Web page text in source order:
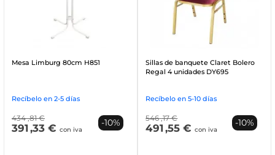
Mesa Limburg 80cm H851
Recíbelo en 2-5 días
434 ,81 €
391,33 € con iva
-10%
Sillas de banquete Claret Bolero
Regal 4 unidades DY695
Recíbelo en 5-10 días
546 ,17 €
491,55 € con iva
-10%